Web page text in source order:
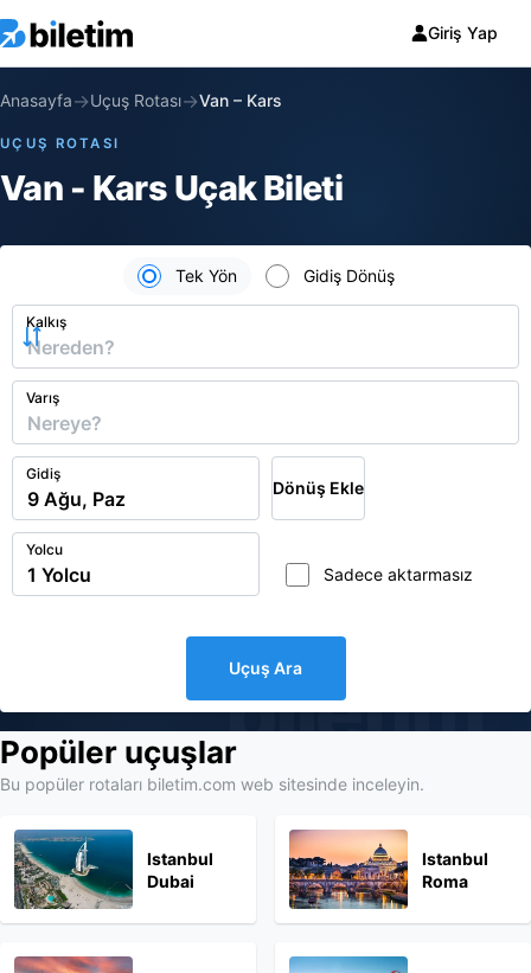
Giriş Yap
biletim
Anasayfa→Uçuş Rotası→Van – Kars
UÇUŞ ROTASI
Van - Kars Uçak Bileti
Tek Yön Gidiş Dönüş
Kalkış
Varış
Gidiş
Dönüş Ekle
Yolcu
Sadece aktarmasız
Uçuş Ara
Popüler uçuşlar
Bu popüler rotaları biletim.com web sitesinde inceleyin.
Istanbul
Dubai
Istanbul
Roma